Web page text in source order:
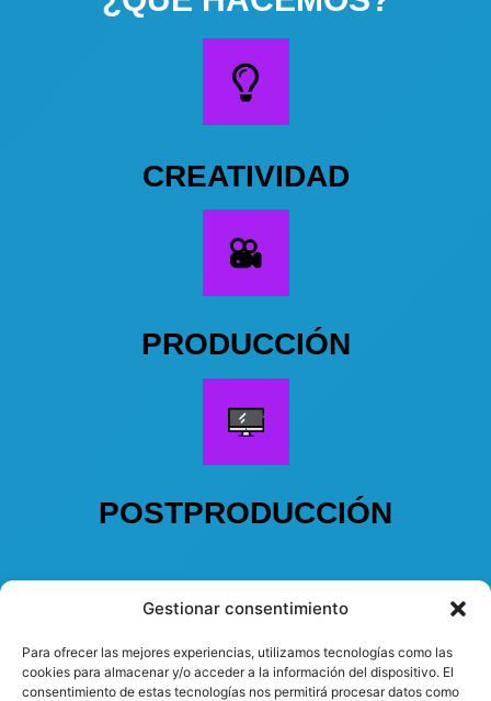
Gestionar consentimiento
Para ofrecer las mejores experiencias, utilizamos tecnologías como las
cookies para almacenar y/o acceder a la información del dispositivo. El
consentimiento de estas tecnologías nos permitirá procesar datos como
CREATIVIDAD
PRODUCCIÓN
POSTPRODUCCIÓN